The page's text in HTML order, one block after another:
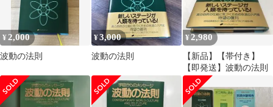
¥2,000
波動の法則
¥3,000
波動の法則
¥2,980
【新品】【帯付き】
【即発送】波動の法則